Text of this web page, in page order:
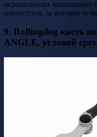
окрашивании
отверстием, за которое ее
9. Rollingdog кисть
ANGLE, угловой